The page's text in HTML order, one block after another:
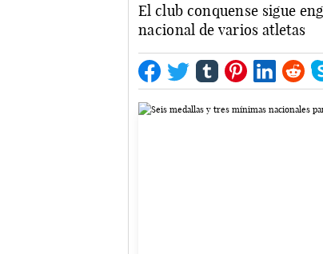
El club conquense sigue
nacional de varios atletas